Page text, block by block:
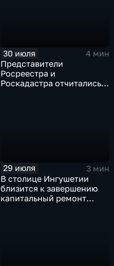
30 июля
4 мин
Представители
Росреестра и
Роскадастра отчитались
29 июля
3 мин
В столице Ингушетии
близится к завершению
капитальный ремонт